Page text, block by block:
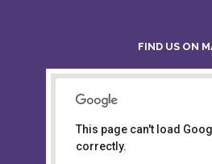
FIND US ON
Board of Intermediate
Secondary Education,
This page can't load
correctly.